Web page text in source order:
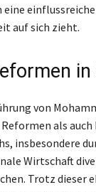
auf sich zieht.
in
von
als
insbesondere
Wirtschaft
Trotz dieser